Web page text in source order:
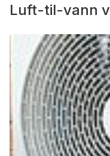
Luft-til-vann